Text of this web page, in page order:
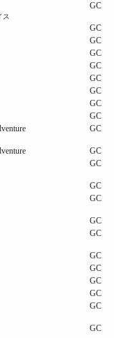
ス
GC
GC
GC
GC
GC
GC
GC
GC
GC
GC
GC
GC
GC
GC
GC
GC
GC
GC
GC
GC
GC
GC